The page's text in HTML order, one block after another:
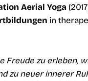
Aerial Yoga
in
Freude zu erleben,
zu neuer innerer